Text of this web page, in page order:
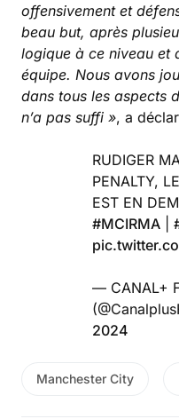
offensivement et
beau but, après
logique à ce niveau et
équipe. Nous avons
dans tous les aspects
n’a pas suffi », a
RUDIGER
PENALTY,
EST EN
#MCIRMA
— CANAL+
2024
Manchester City